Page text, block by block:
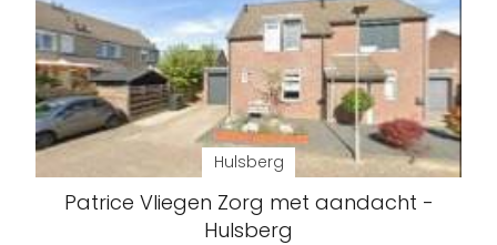
Hulsberg
Patrice Vliegen Zorg met aandacht -
Hulsberg